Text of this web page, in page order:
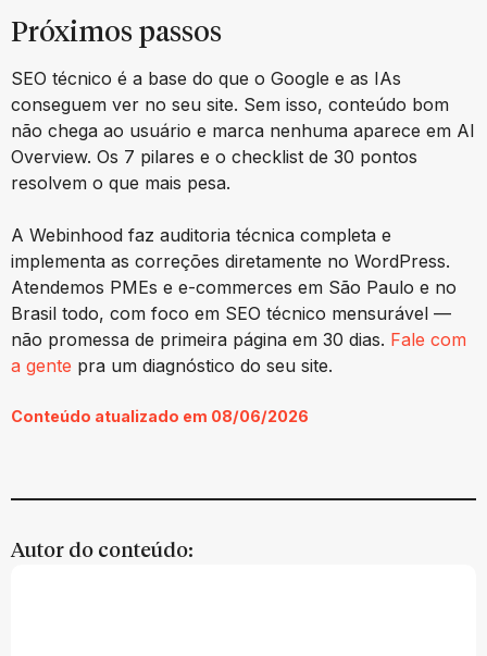
Próximos passos
SEO técnico é a base do que o Google e as IAs
conseguem ver no seu site. Sem isso, conteúdo bom
não chega ao usuário e marca nenhuma aparece em AI
Overview. Os 7 pilares e o checklist de 30 pontos
resolvem o que mais pesa.
A Webinhood faz auditoria técnica completa e
implementa as correções diretamente no WordPress.
Atendemos PMEs e e-commerces em São Paulo e no
Brasil todo, com foco em SEO técnico mensurável —
não promessa de primeira página em 30 dias. Fale com
a gente pra um diagnóstico do seu site.
Conteúdo atualizado em 08/06/2026
Autor do conteúdo: